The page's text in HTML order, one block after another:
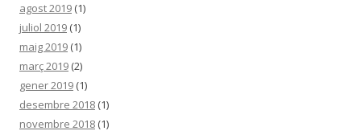
agost 2019 (1)
juliol 2019 (1)
maig 2019 (1)
març 2019 (2)
gener 2019 (1)
desembre 2018 (1)
novembre 2018 (1)